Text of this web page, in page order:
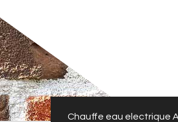
Chauffe eau electrique